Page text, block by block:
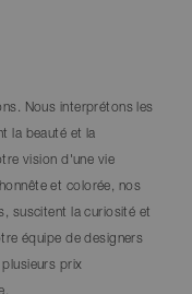
Nous interprétons les
la beauté et la
vision d'une vie
et colorée, nos
suscitent la curiosité et
équipe de designers
prix